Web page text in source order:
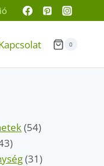
0
(54)
(31)